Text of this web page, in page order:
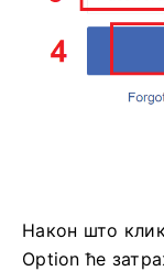
Након што
Option ће